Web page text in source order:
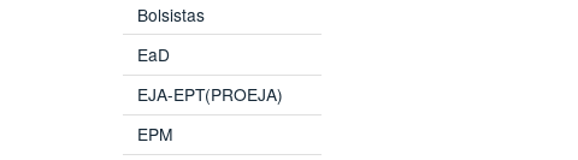
Bolsistas
EaD
EJA-EPT(PROEJA)
EPM